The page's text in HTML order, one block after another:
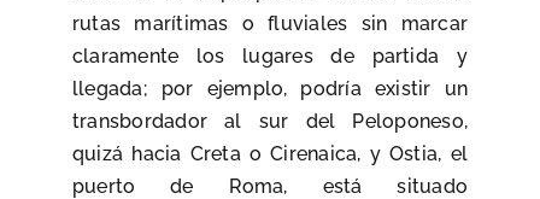
rutas marítimas o fluviales sin marcar
claramente los lugares de partida y
llegada; por ejemplo, podría existir un
transbordador al sur del Peloponeso,
quizá hacia Creta o Cirenaica, y Ostia, el
puerto de Roma, está situado